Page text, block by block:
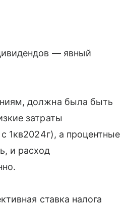
— явный
должна была быть
затраты
1кв2024г), а процентные
и расход
ставка налога